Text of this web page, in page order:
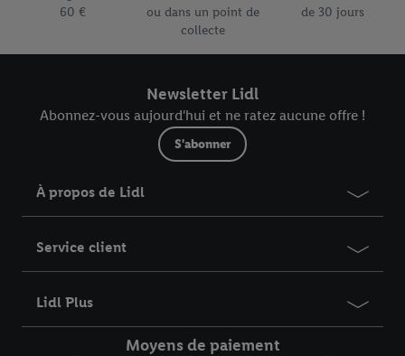
60 €
ou dans un point de
collecte
de 30 jours
Newsletter Lidl
Abonnez-vous aujourd'hui et ne ratez aucune offre !
S'abonner
À propos de Lidl
Service client
Lidl Plus
Moyens de paiement